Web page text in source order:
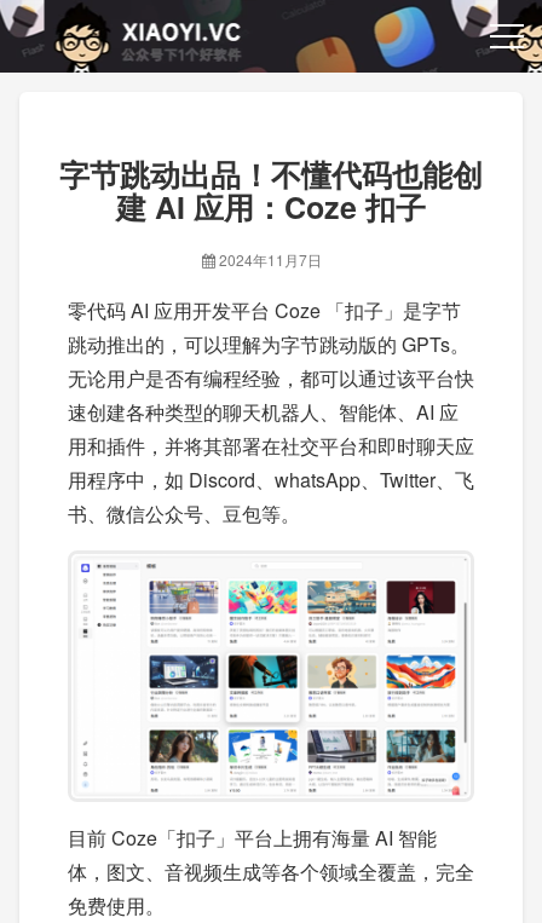
字节跳动出品！不懂代码也能创
建 AI 应用：Coze 扣子
2024年11月7日
零代码 AI 应用开发平台 Coze 「扣子」是字节
跳动推出的，可以理解为字节跳动版的 GPTs。
无论用户是否有编程经验，都可以通过该平台快
速创建各种类型的聊天机器人、智能体、AI 应
用和插件，并将其部署在社交平台和即时聊天应
用程序中，如 Discord、whatsApp、Twitter、飞
书、微信公众号、豆包等。
目前 Coze「扣子」平台上拥有海量 AI 智能
体，图文、音视频生成等各个领域全覆盖，完全
免费使用。